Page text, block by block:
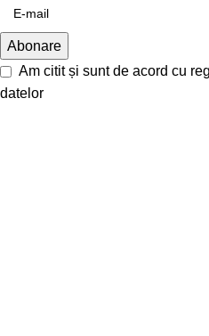
Am citit și sunt de acord cu
datelor